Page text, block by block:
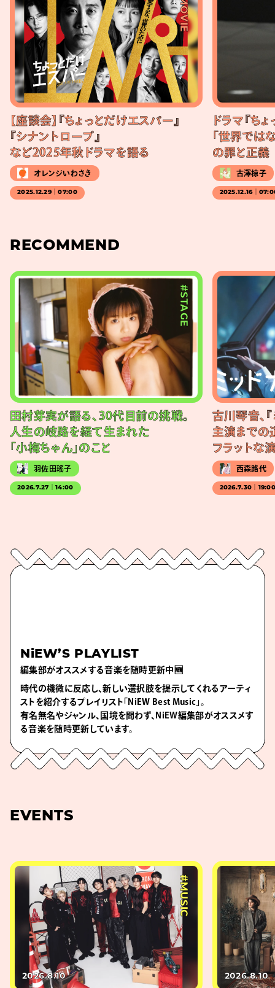
#MOVIE
【座談会】『ちょっとだけエスパー』
『シナントロープ』
など2025年秋ドラマを語る
オレンジいわさき
2025.12.29｜07:00
ドラマ『ち
「世界では
の罪と正義
古澤椋子
2025.12.16｜
RECOMMEND
#STAGE
田村芽実が語る、30代目前の挑戦。
人生の岐路を経て生まれた
「小梅ちゃん」のこと
羽佐田瑤子
2026.7.27｜14:00
古川琴音、
主演までの
フラットな
西森路代
2026.7.30｜
NiEW’S PLAYLIST
編集部がオススメする音楽を随時更新中🆕
時代の機微に反応し、新しい選択肢を提示してくれるアーティ
ストを紹介するプレイリスト「NiEW Best Music」。
有名無名やジャンル、国境を問わず、NiEW編集部がオススメす
る音楽を随時更新しています。
EVENTS
#MUSIC
2026.8.10 2026.8.10